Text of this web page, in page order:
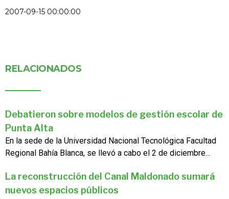
2007-09-15 00:00:00
RELACIONADOS
Debatieron sobre modelos de gestión escolar de
Punta Alta
En la sede de la Universidad Nacional Tecnológica Facultad
Regional Bahía Blanca, se llevó a cabo el 2 de diciembre...
La reconstrucción del Canal Maldonado sumará
nuevos espacios públicos